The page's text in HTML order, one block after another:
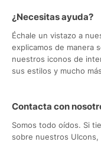
¿Necesitas ayuda?
Échale un vistazo a
explicamos de manera
nuestros iconos de
sus estilos y mucho
Contacta con
Somos todo oídos. Si
sobre nuestros UIcons,